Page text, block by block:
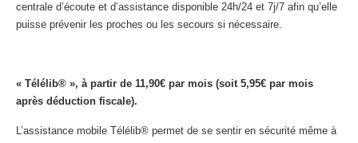
centrale d’écoute et d’assistance disponible 24h/24 et 7j/7 afin qu’elle
puisse prévenir les proches ou les secours si nécessaire.
« Télélib® », à partir de 11,90€ par mois (soit 5,95€ par mois
après déduction fiscale).
L’assistance mobile Télélib® permet de se sentir en sécurité même à